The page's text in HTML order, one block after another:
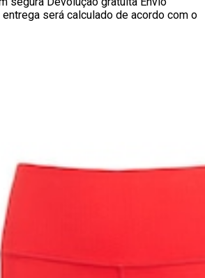
será calculado de acordo com o